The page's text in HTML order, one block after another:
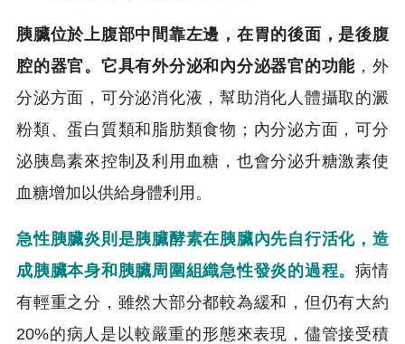
胰臟位於上腹部中間靠左邊，在胃的後面，是後腹
腔的器官。它具有外分泌和內分泌器官的功能 ，外
分泌方面，可分泌消化液，幫助消化人體攝取的澱
粉類、蛋白質類和脂肪類食物；內分泌方面，可分
泌胰島素來控制及利用血糖，也會分泌升糖激素使
血糖增加以供給身體利用。
急性胰臟炎則是胰臟酵素在胰臟內先自行活化，造
成胰臟本身和胰臟周圍組織急性發炎的過程。病情
有輕重之分，雖然大部分都較為緩和，但仍有大約
20%的病人是以較嚴重的形態來表現，儘管接受積